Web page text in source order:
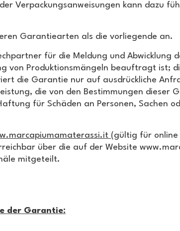
Verpackungsanweisungen kann dazu
Garantiearten als die vorliegende an.
für die Meldung und Abwicklung
von Produktionsmängeln beauftragt ist;
die Garantie nur auf ausdrückliche
die von den Bestimmungen
für Schäden an Personen, Sachen
(gültig für online
über die auf der Website
mitgeteilt.
der Garantie: